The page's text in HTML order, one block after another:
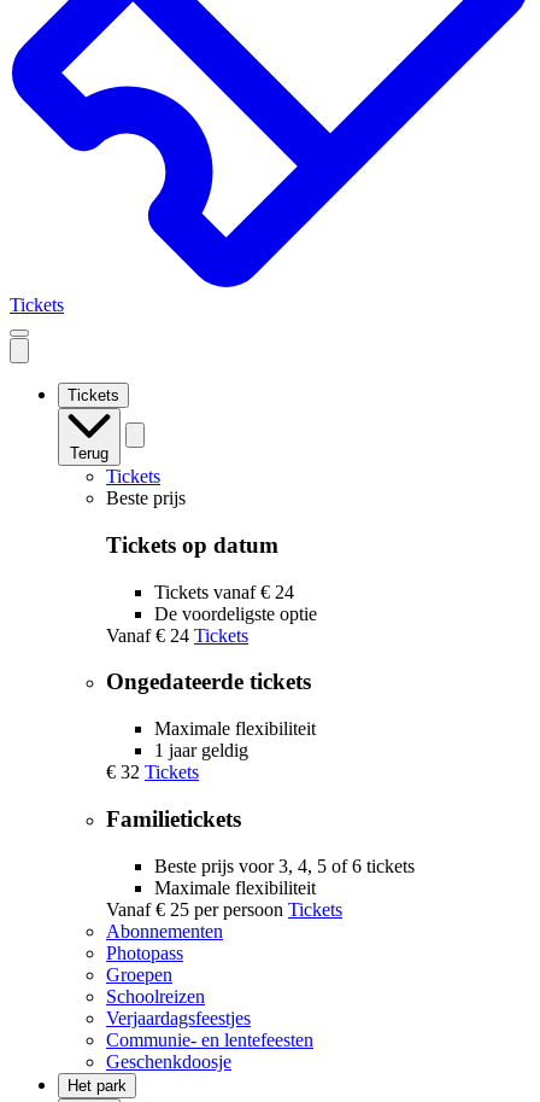
Tickets
Open
mobile
navigation
Tickets
Terug
Tickets
Beste prijs
Tickets op datum
Tickets vanaf € 24
De voordeligste optie
Vanaf € 24 Tickets
Ongedateerde tickets
Maximale flexibiliteit
1 jaar geldig
€ 32 Tickets
Familietickets
Beste prijs voor 3, 4, 5 of 6 tickets
Maximale flexibiliteit
Vanaf € 25 per persoon Tickets
Abonnementen
Photopass
Groepen
Schoolreizen
Verjaardagsfeestjes
Communie- en lentefeesten
Geschenkdoosje
Het park